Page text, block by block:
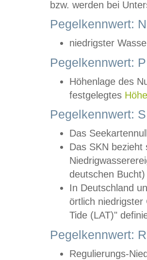
bzw. werden bei
Pegelkennwert:
niedrigster
Pegelkennwert:
Höhenlage des
festgelegtes
Pegelkennwert:
Das
Das SKN
deutschen
In Deutschland
örtlich
Tide (LAT)"
Pegelkennwert:
Regulierungs-